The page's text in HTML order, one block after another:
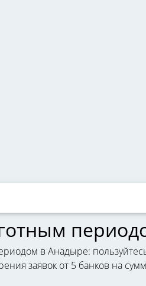
в Анадыре:
заявок от 5 банков на